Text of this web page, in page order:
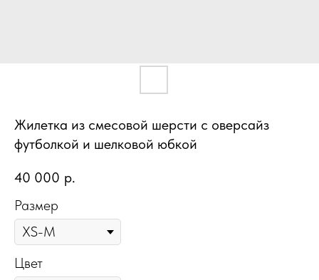
Жилетка из смесовой шерсти с оверсайз
футболкой и шелковой юбкой
40 000 р.
Размер
Цвет